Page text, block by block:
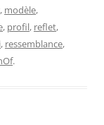
, modèle,
, profil, reflet,
, ressemblance,
.